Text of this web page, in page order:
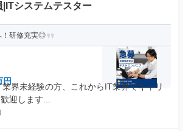
システムテスター
！研修充実◎
円
界未経験の方、これからIT業界でキャリ
迎します...